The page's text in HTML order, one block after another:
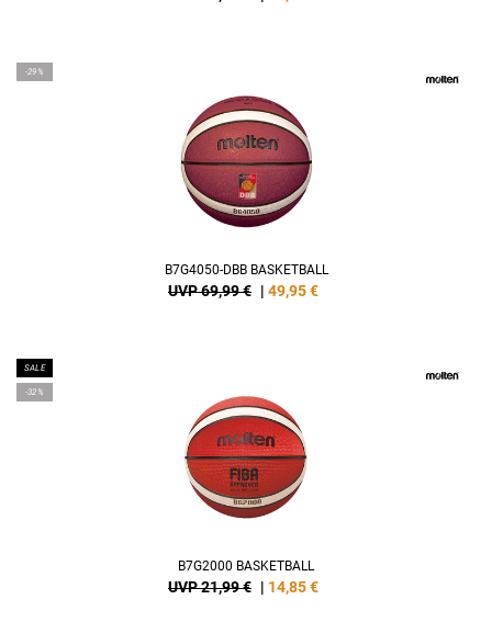
-29%
B7G4050-DBB BASKETBALL
UVP 69,99 € | 49,95€
SALE
-32%
B7G2000 BASKETBALL
UVP 21,99 € | 14,85€